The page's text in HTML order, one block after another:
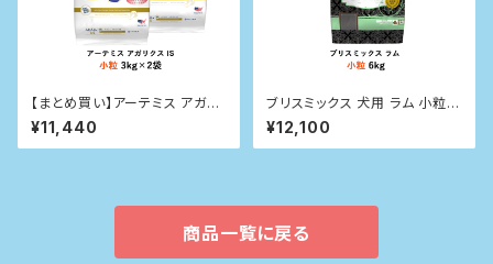
【まとめ買い】アーテミス アガリ
クスI/S 小粒 3kg×2袋
¥11,440
ブリスミックス 犬用 ラム 小粒6.
8kg
¥12,100
商品一覧に戻る